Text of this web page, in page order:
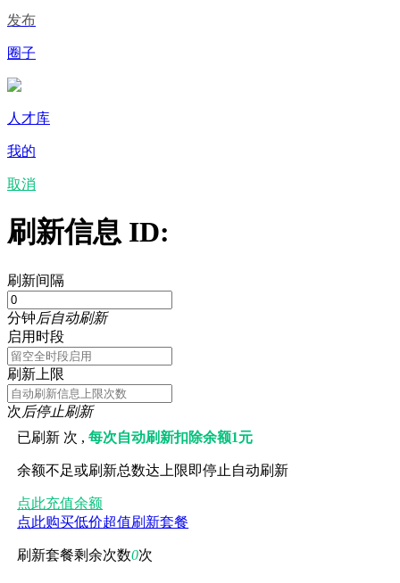
发布
圈子
人才库
我的
取消
刷新信息 ID:
刷新间隔
分钟后自动刷新
启用时段
刷新上限
次后停止刷新
已刷新 次 ,每次自动刷新扣除余额1元
余额不足或刷新总数达上限即停止自动刷新
点此充值余额
点此购买低价超值刷新套餐
刷新套餐剩余次数0次